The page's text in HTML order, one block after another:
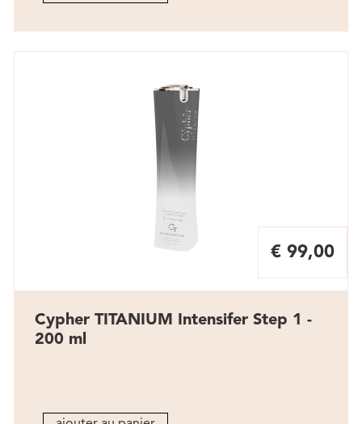
€ 99,00
Cypher TITANIUM Intensifer Step 1 -
200 ml